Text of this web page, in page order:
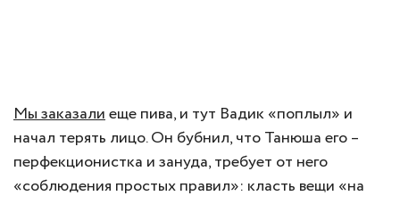
Мы заказалиеще пива, и тут Вадик «поплыл» и
начал терять лицо. Он бубнил, что Танюша его –
перфекционистка и зануда, требует от него
«соблюдения простых правил»: класть вещи «на